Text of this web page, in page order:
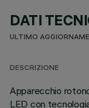
DATI
ULTIMO
DESCRIZIONE
Apparecchio
LED con